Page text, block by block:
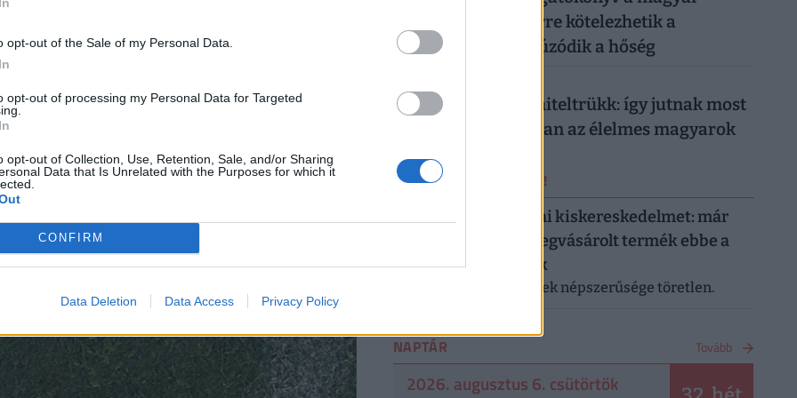
opt-out of the Sale of my Personal Data.
opt-out of processing my Personal Data for Targeted
opt-out of Collection, Use, Retention, Sale, and/or Sharing
Data that Is Unrelated with the Purposes for which it
CONFIRM
Data Deletion Data Access Privacy Policy
közre, a végleges tartalmat újságírónk szerkesztette és
szólhat hozzá.Belépés itt!
itt találod.
Legyél te az első!
munkahelyeken: erre kötelezhetik a
dolgozókat, ha elhúzódik a hőség
Működik a legális hiteltrükk: így jutnak most
milliókhoz olcsóbban az élelmes magyarok
ERRŐL NE MARADJ LE!
Letarolták az európai kiskereskedelmet: már
minden második megvásárolt termék ebbe a
kategóriába tartozik
A saját márkás termékek népszerűsége töretlen.
NAPTÁR Tovább
2026. augusztus 6. csütörtök